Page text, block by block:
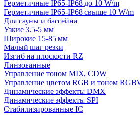
Герметичные IP65-IP68 до 10 W/m
Герметичные IP65-IP68 свыше 10 W/m
Для сауны и бассейна
Узкие 3.5-5 мм
Широкие 15-85 мм
Малый шаг резки
Изгиб на плоскости RZ
Линзованные
Управление тоном MIX, CDW
Управление цветом RGB и тоном
Динамические эффекты DMX
Динамические эффекты SPI
Стабилизированные IC